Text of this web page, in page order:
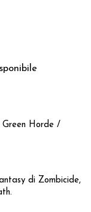
Green Horde /
di Zombicide,